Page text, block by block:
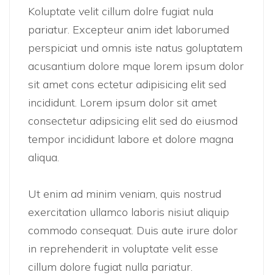
Koluptate velit cillum dolre fugiat nula
pariatur. Excepteur anim idet laborumed
perspiciat und omnis iste natus goluptatem
acusantium dolore mque lorem ipsum dolor
sit amet cons ectetur adipisicing elit sed
incididunt. Lorem ipsum dolor sit amet
consectetur adipsicing elit sed do eiusmod
tempor incididunt labore et dolore magna
aliqua.
Ut enim ad minim veniam, quis nostrud
exercitation ullamco laboris nisiut aliquip
commodo consequat. Duis aute irure dolor
in reprehenderit in voluptate velit esse
cillum dolore fugiat nulla pariatur.